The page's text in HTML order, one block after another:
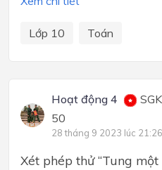
Lớp 10 Toán
Hoạt động 4
50
28 tháng 9 2023 lúc 21:26
Xét phép thử “Tung